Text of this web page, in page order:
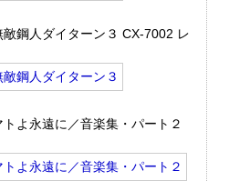
鋼人ダイターン３ CX-7002 レ
よ永遠に／音楽集・パート２